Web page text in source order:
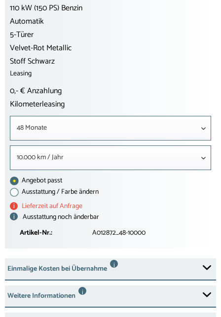
110 kW (150 PS) Benzin
Automatik
5-Türer
Velvet-Rot Metallic
Stoff Schwarz
Leasing
0,- € Anzahlung
Kilometerleasing
48 Monate
10.000 km / Jahr
Angebot passt
Ausstattung / Farbe ändern
i
Lieferzeit auf Anfrage
i
Ausstattung noch änderbar
Artikel-Nr.:
A012872_48-10000
Einmalige Kosten bei Übernahme i
Weitere Informationen i